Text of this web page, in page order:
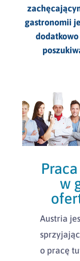
gastronomii
w
Austria
o pracę